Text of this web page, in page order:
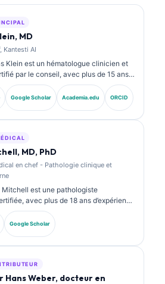
MD
Kantesti AI
Klein est un hématologue clinicien et
par le conseil, avec plus de 15 ans
en médecine de laboratoire et en
assistée par l’IA. En tant que
(Chief Medical Officer) chez
publié de nombreux travaux sur
des biomarqueurs et les diagnostics
Google Scholar Academia.edu ORCID
MD, PhD
en chef - Pathologie clinique et
Mitchell est une pathologiste
avec plus de 18 ans d’expérience
de laboratoire et en analyse
détient des certifications
chimie clinique et a publié de
Google Scholar
Hans Weber, docteur en